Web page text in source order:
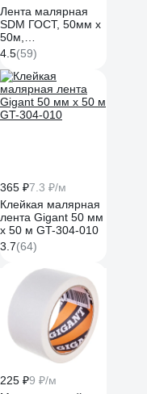
Лента малярная
SDM ГОСТ, 50мм х
50м,
индивидуальная
упаковка 3770 5311
4.5(59)
365 ₽7.3 ₽/м
Клейкая малярная
лента Gigant 50 мм
х 50 м GT-304-010
3.7(64)
225 ₽9 ₽/м